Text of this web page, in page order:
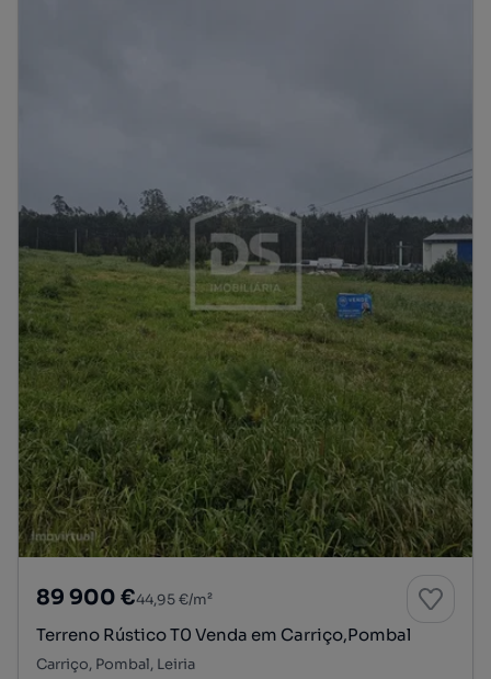
89 900 €44,95 €/m²
Terreno Rústico T0 Venda em Carriço,Pombal
Carriço, Pombal, Leiria